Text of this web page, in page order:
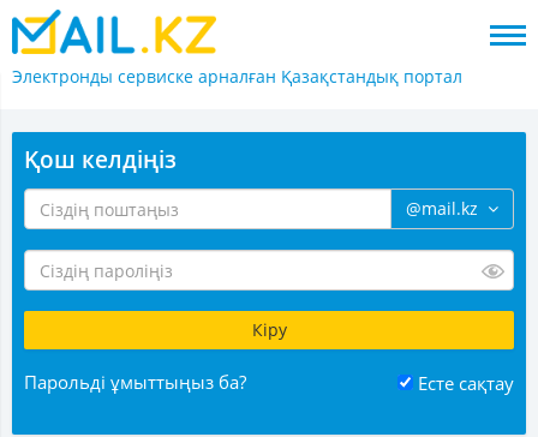
Электронды сервиске арналған Қазақстандық портал
Қош келдіңіз
@mail.kz
Парольді ұмыттыңыз ба? Есте сақтау